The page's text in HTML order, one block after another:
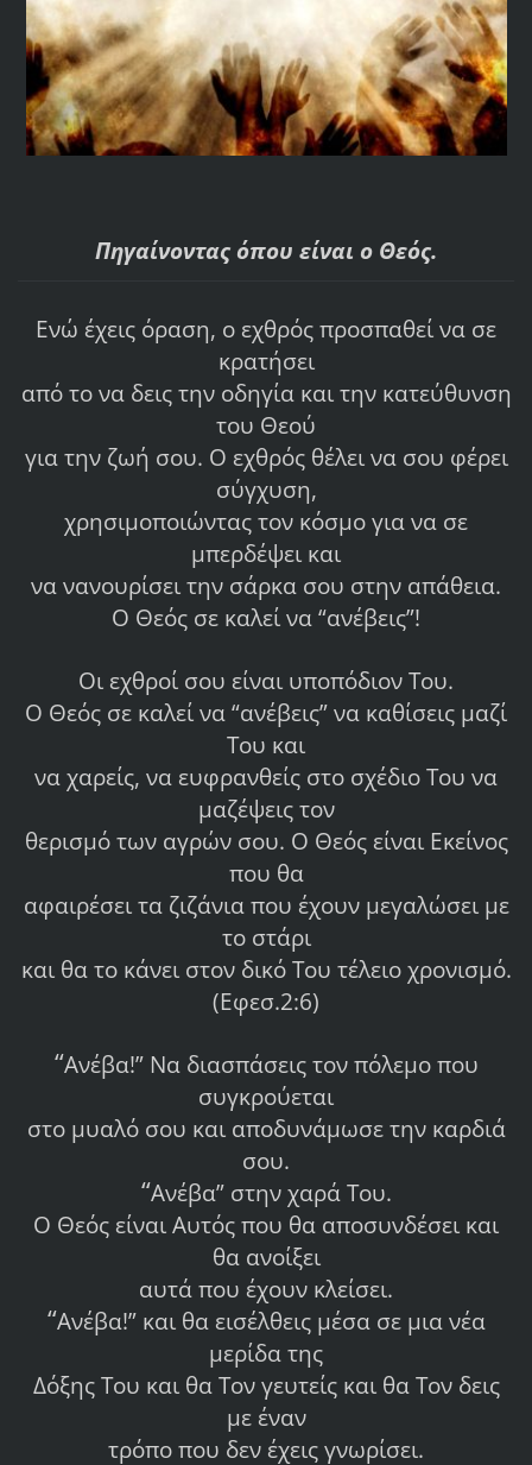
Πηγαίνοντας όπου είναι ο Θεός.
Ενώ έχεις όραση, ο εχθρός προσπαθεί να σε
κρατήσει
από το να δεις την οδηγία και την κατεύθυνση
του Θεού
για την ζωή σου. Ο εχθρός θέλει να σου φέρει
σύγχυση,
χρησιμοποιώντας τον κόσμο για να σε
μπερδέψει και
να νανουρίσει την σάρκα σου στην απάθεια.
Ο Θεός σε καλεί να “ανέβεις”!
Οι εχθροί σου είναι υποπόδιον Του.
Ο Θεός σε καλεί να “ανέβεις” να καθίσεις μαζί
Του και
να χαρείς, να ευφρανθείς στο σχέδιο Του να
μαζέψεις τον
θερισμό των αγρών σου. Ο Θεός είναι Εκείνος
που θα
αφαιρέσει τα ζιζάνια που έχουν μεγαλώσει με
το στάρι
και θα το κάνει στον δικό Του τέλειο χρονισμό.
(Εφεσ.2:6)
“Ανέβα!” Να διασπάσεις τον πόλεμο που
συγκρούεται
στο μυαλό σου και αποδυνάμωσε την καρδιά
σου.
“Ανέβα” στην χαρά Του.
Ο Θεός είναι Αυτός που θα αποσυνδέσει και
θα ανοίξει
αυτά που έχουν κλείσει.
“Ανέβα!” και θα εισέλθεις μέσα σε μια νέα
μερίδα της
Δόξης Του και θα Τον γευτείς και θα Τον δεις
με έναν
τρόπο που δεν έχεις γνωρίσει.